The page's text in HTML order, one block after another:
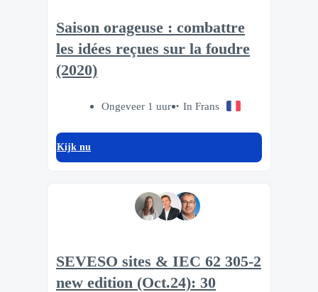
Saison orageuse : combattre
les idées reçues sur la foudre
(2020)
Ongeveer 1 uur In Frans
Kijk nu
SEVESO sites & IEC 62 305-2
new edition (Oct.24): 30